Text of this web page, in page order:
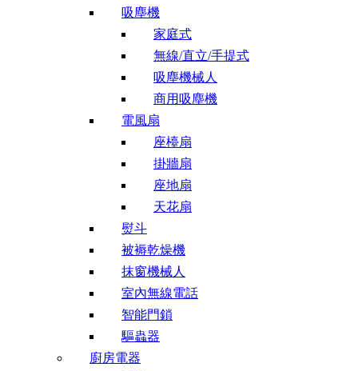
吸塵機
家庭式
無線/直立/手提式
吸塵機械人
商用吸塵機
電風扇
座檯扇
掛牆扇
座地扇
天花扇
熨斗
被褥乾燥機
抹窗機械人
室內無線電話
智能門鎖
驅蟲器
廚房電器